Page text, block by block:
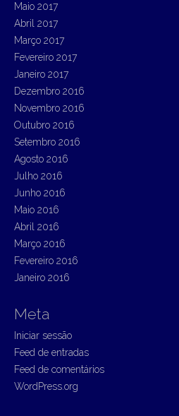
Maio 2017
Abril 2017
Março 2017
Fevereiro 2017
Janeiro 2017
Dezembro 2016
Novembro 2016
Outubro 2016
Setembro 2016
Agosto 2016
Julho 2016
Junho 2016
Maio 2016
Abril 2016
Março 2016
Fevereiro 2016
Janeiro 2016
Meta
Iniciar sessão
Feed de entradas
Feed de comentários
WordPress.org